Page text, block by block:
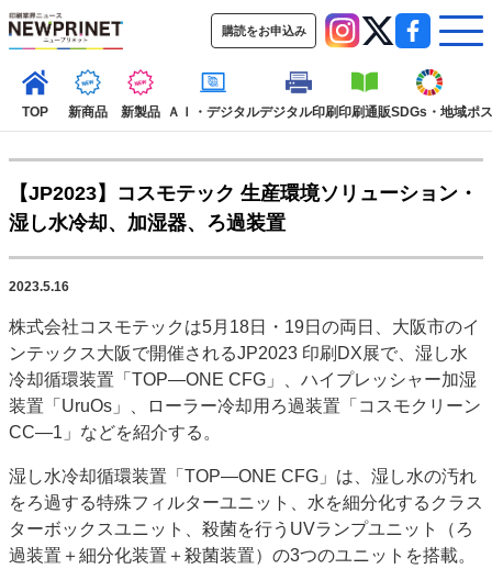
購読をお申込み
TOP 新商品 新製品 ＡＩ・デジタルデジタル印刷印刷通販SDGs・地域ポ
インデックス
新商品 新製品 ＡＩ・デジタル デジタル印刷
印刷通販
SDGs・地域
ポストプレス ビジネス イベント 信用情報
業界
市場・統計
人事・移転・異動・訃報
特集・デジタル印刷 アイデアで勝負！ ～多様なビジネス・多彩な商材～
JAPAN PACK 2023 特集
中古印刷機・製本機特集
2022 見える化・MIS特集
2022 検査・校正特集
【JP2023】コスモテック 生産環境ソリューション・
湿し水冷却、加湿器、ろ過装置
2023.5.16
株式会社コスモテックは5月18日・19日の両日、大阪市のイ
ンテックス大阪で開催されるJP2023 印刷DX展で、湿し水
冷却循環装置「TOP―ONE CFG」、ハイプレッシャー加湿
装置「UruOs」、ローラー冷却用ろ過装置「コスモクリーン
CC―1」などを紹介する。
湿し水冷却循環装置「TOP―ONE CFG」は、湿し水の汚れ
をろ過する特殊フィルターユニット、水を細分化するクラス
ターボックスユニット、殺菌を行うUVランプユニット（ろ
過装置＋細分化装置＋殺菌装置）の3つのユニットを搭載。